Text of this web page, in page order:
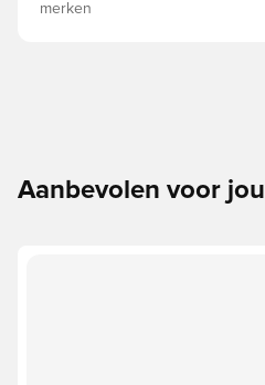
merken
Aanbevolen voor jou